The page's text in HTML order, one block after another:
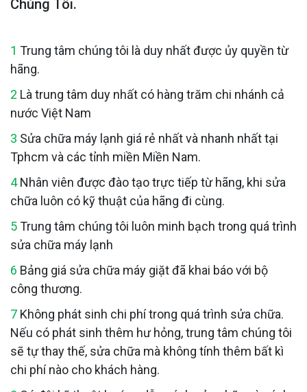
Chúng Tôi.
1 Trung tâm chúng tôi là duy nhất được ủy quyền từ
hãng.
2 Là trung tâm duy nhất có hàng trăm chi nhánh cả
nước Việt Nam
3 Sửa chữa máy lạnh giá rẻ nhất và nhanh nhất tại
Tphcm và các tỉnh miền Miền Nam.
4Nhân viên được đào tạo trực tiếp từ hãng, khi sửa
chữa luôn có kỹ thuật của hãng đi cùng.
5Trung tâm chúng tôi luôn minh bạch trong quá trình
sửa chữa máy lạnh
6 Bảng giá sửa chữa máy giặt đã khai báo với bộ
công thương.
7 Không phát sinh chi phí trong quá trình sửa chữa.
Nếu có phát sinh thêm hư hỏng, trung tâm chúng tôi
sẽ tự thay thế, sửa chữa mà không tính thêm bất kì
chi phí nào cho khách hàng.